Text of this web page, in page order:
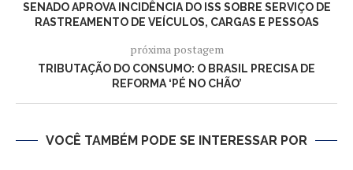
SENADO APROVA INCIDÊNCIA DO ISS SOBRE SERVIÇO DE
RASTREAMENTO DE VEÍCULOS, CARGAS E PESSOAS
próxima postagem
TRIBUTAÇÃO DO CONSUMO: O BRASIL PRECISA DE
REFORMA ‘PÉ NO CHÃO’
VOCÊ TAMBÉM PODE SE INTERESSAR POR